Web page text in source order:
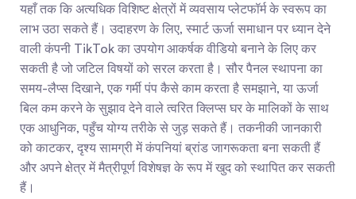
यहाँ तक कि अत्यधिक विशिष्ट क्षेत्रों में व्यवसाय प्लेटफॉर्म के स्वरूप का
लाभ उठा सकते हैं। उदाहरण के लिए, स्मार्ट ऊर्जा समाधान पर ध्यान देने
वाली कंपनी TikTok का उपयोग आकर्षक वीडियो बनाने के लिए कर
सकती है जो जटिल विषयों को सरल करता है। सौर पैनल स्थापना का
समय-लैप्स दिखाने, एक गर्मी पंप कैसे काम करता है समझाने, या ऊर्जा
बिल कम करने के सुझाव देने वाले त्वरित क्लिप्स घर के मालिकों के साथ
एक आधुनिक, पहुँच योग्य तरीके से जुड़ सकते हैं। तकनीकी जानकारी
को काटकर, दृश्य सामग्री में कंपनियां ब्रांड जागरूकता बना सकती हैं
और अपने क्षेत्र में मैत्रीपूर्ण विशेषज्ञ के रूप में खुद को स्थापित कर सकती
हैं।